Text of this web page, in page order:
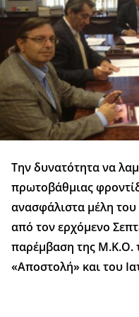
Την δυνατότητα να
πρωτοβάθμιας
ανασφάλιστα μέλη
από τον ερχόμενο
παρέμβαση της Μ.Κ.Ο.
«Αποστολή» και του